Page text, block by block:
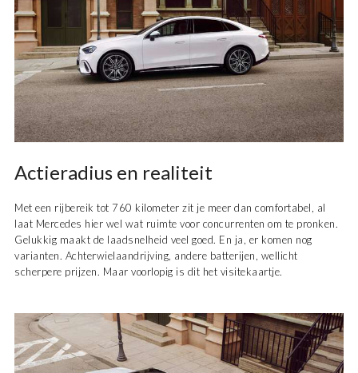
Actieradius en realiteit
Met een rijbereik tot 760 kilometer zit je meer dan comfortabel, al
laat Mercedes hier wel wat ruimte voor concurrenten om te pronken.
Gelukkig maakt de laadsnelheid veel goed. En ja, er komen nog
varianten. Achterwielaandrijving, andere batterijen, wellicht
scherpere prijzen. Maar voorlopig is dit het visitekaartje.